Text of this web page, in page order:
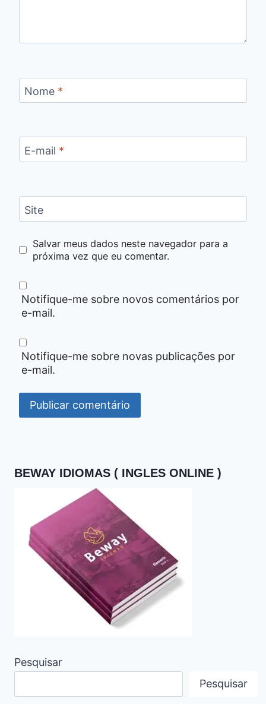
Nome *
E-mail *
Site
Salvar meus dados neste navegador para a
próxima vez que eu comentar.
Notifique-me sobre novos comentários por
e-mail.
Notifique-me sobre novas publicações por
e-mail.
BEWAY IDIOMAS ( INGLES ONLINE )
Pesquisar
Pesquisar